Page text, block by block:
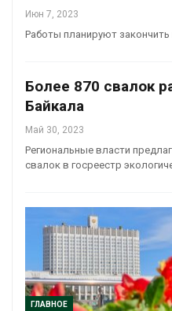
Июн 7, 2023
Работы планируют
Более 870 свалок
Байкала
Май 30, 2023
Региональные власти
свалок в госреестр
ГЛАВНОЕ